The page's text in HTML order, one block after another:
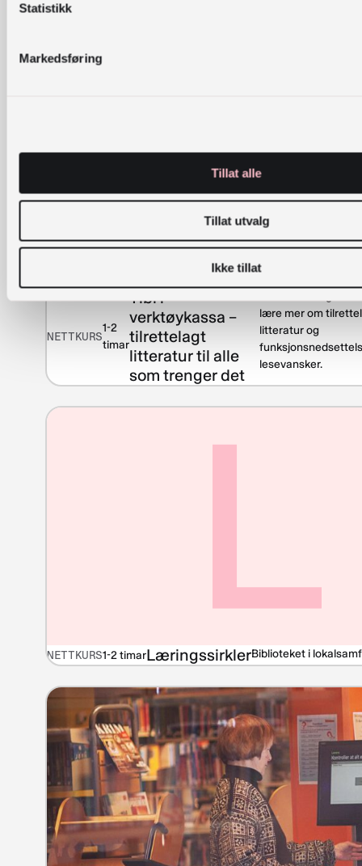
Statistikk
Markedsføring
Tillat alle
Tillat utvalg
Ikke tillat
NETTKURS
1-2
timar
Tibi i
verktøykassa –
tilrettelagt
litteratur til alle
som trenger det
lære mer om
litteratur og
lesevansker.
L
NETTKURS1-2 timarLæringssirklerBiblioteket i